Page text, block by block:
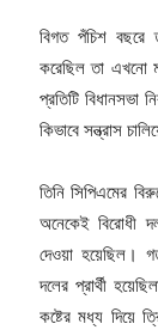
বিগত পঁচিশ বছরে
করেছিল তা এখনো
প্রতিটি বিধানসভা
কিভাবে সন্ত্রাস
তিনি সিপিএমের
অনেকেই বিরোধী
দেওয়া হয়েছিল।
দলের প্রার্থী
কষ্টের মধ্য দিয়ে